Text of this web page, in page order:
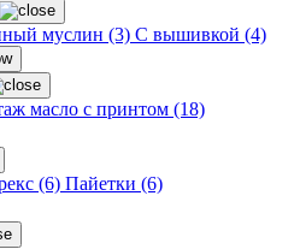
муслин (3) С вышивкой (4)
масло с принтом (18)
(6) Пайетки (6)